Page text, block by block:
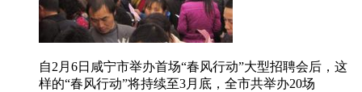
自2月6日咸宁市举办首场“春风行动”大型招聘会后，这
样的“春风行动”将持续至3月底，全市共举办20场